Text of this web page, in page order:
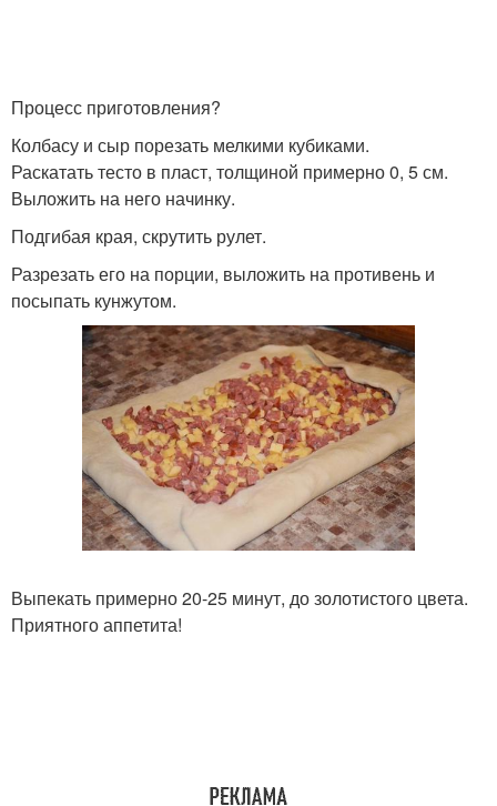
Процесс приготовления?
Колбасу и сыр порезать мелкими кубиками.
Раскатать тесто в пласт, толщиной примерно 0, 5 см.
Выложить на него начинку.
Подгибая края, скрутить рулет.
Разрезать его на порции, выложить на противень и
посыпать кунжутом.
Выпекать примерно 20-25 минут, до золотистого цвета.
Приятного аппетита!